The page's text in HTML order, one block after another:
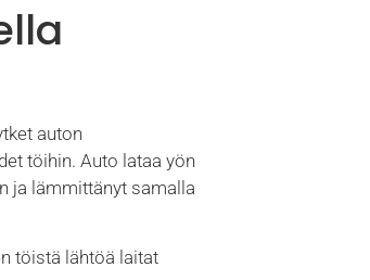
auton
töihin. Auto lataa yön
ja lämmittänyt samalla
töistä lähtöä laitat